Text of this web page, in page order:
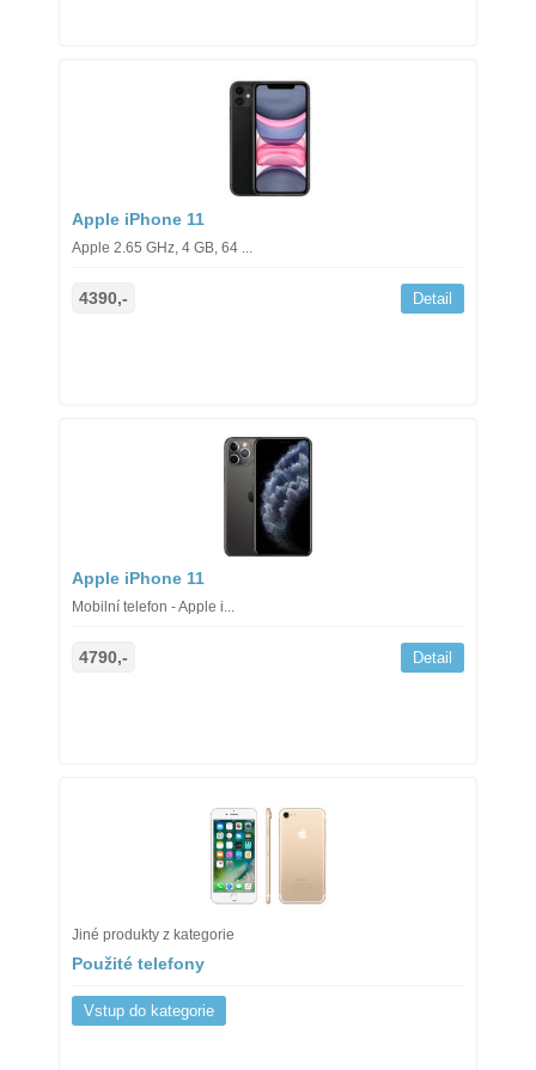
Apple iPhone 11
Apple 2.65 GHz, 4 GB, 64 ...
4390,- Detail
Apple iPhone 11
Mobilní telefon - Apple i...
4790,- Detail
Jiné produkty z kategorie
Použité telefony
Vstup do kategorie